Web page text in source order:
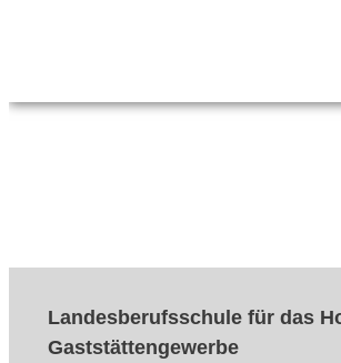
Landesberufsschule für das
Gaststättengewerbe